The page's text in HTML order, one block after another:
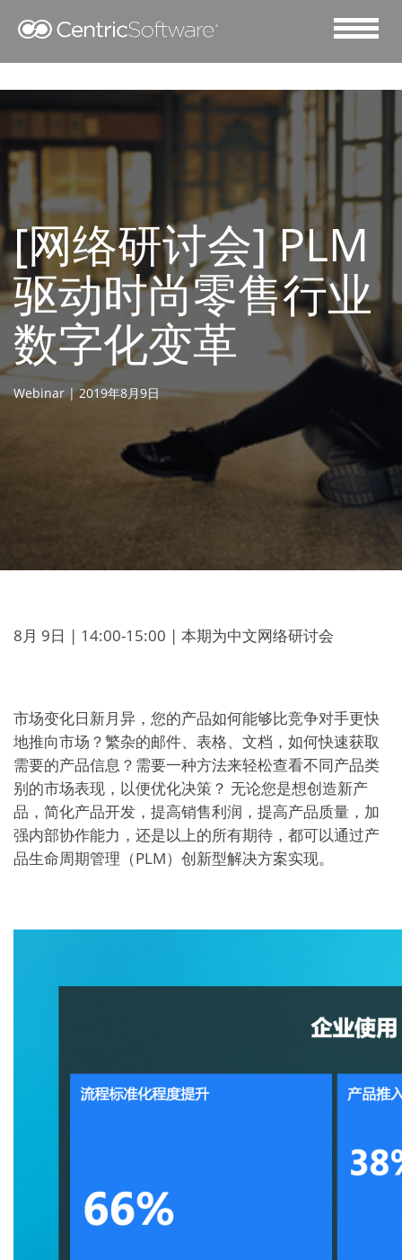
[网络研讨会] PLM
驱动时尚零售行业
数字化变革
Webinar | 2019年8月9日
8月 9日 | 14:00-15:00 | 本期为中文网络研讨会
市场变化日新月异，您的产品如何能够比竞争对手更快
地推向市场？繁杂的邮件、表格、文档，如何快速获取
需要的产品信息？需要一种方法来轻松查看不同产品类
别的市场表现，以便优化决策？ 无论您是想创造新产
品，简化产品开发，提高销售利润，提高产品质量，加
强内部协作能力，还是以上的所有期待，都可以通过产
品生命周期管理（PLM）创新型解决方案实现。